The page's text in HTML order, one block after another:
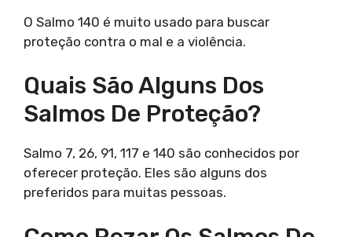
O Salmo 140 é muito usado para buscar
proteção contra o mal e a violência.
Quais São Alguns Dos
Salmos De Proteção?
Salmo 7, 26, 91, 117 e 140 são conhecidos por
oferecer proteção. Eles são alguns dos
preferidos para muitas pessoas.